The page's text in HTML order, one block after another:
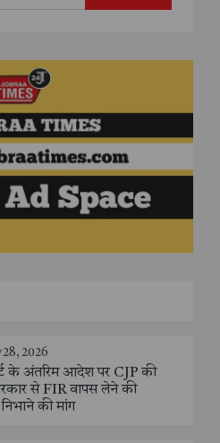
28, 2026
के अंतरिम आदेश पर CJP की
से FIR वापस लेने की
निभाने की मांग